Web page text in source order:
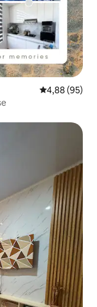
4,88 av 5 i
4,88 (95)